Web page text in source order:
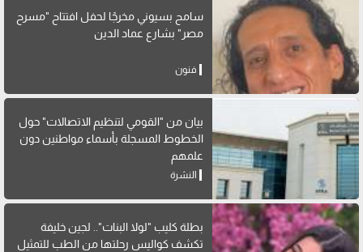
سامح بسيوني مخرجًا لحفل افتتاح "مسرح
مصر" بشارع عماد الدين
فنون
بيان من "القومي لتنظيم الاتصالات" حول
الخطوط المسجلة بأسماء مواطنين دون
علمهم
النشرة
بطلة كليب "لولا البنات".. لجين خليفة
تكشف كواليس رحلتها من الطب للتمثيل